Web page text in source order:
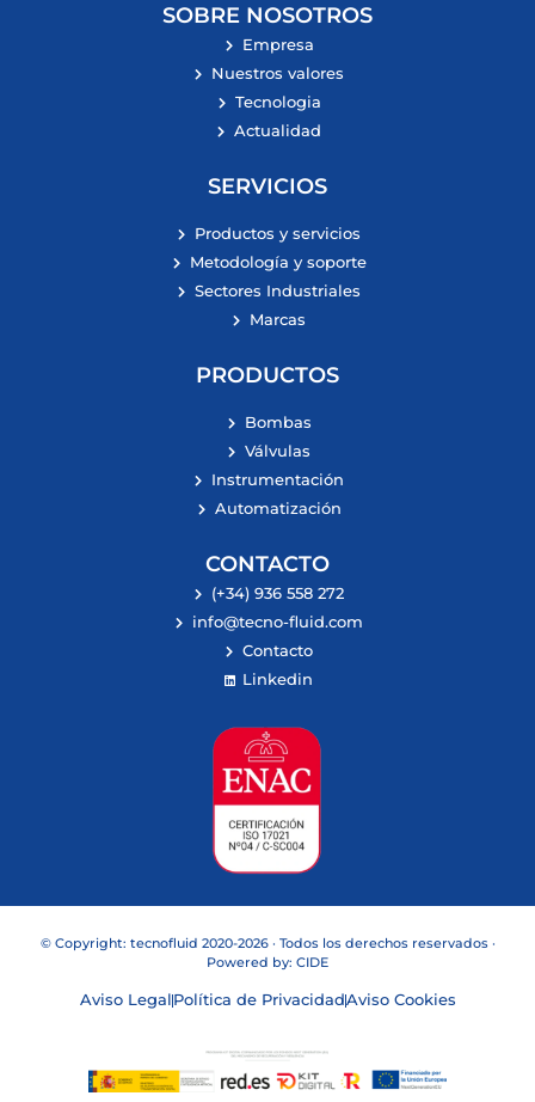
SOBRE NOSOTROS
Empresa
Nuestros valores
Tecnologia
Actualidad
SERVICIOS
Productos y servicios
Metodología y soporte
Sectores Industriales
Marcas
PRODUCTOS
Bombas
Válvulas
Instrumentación
Automatización
CONTACTO
(+34) 936 558 272
info@tecno-fluid.com
Contacto
Linkedin
© Copyright: tecnofluid 2020-2026 · Todos los derechos reservados ·
Powered by: CIDE
Aviso LegalPolítica de PrivacidadAviso Cookies